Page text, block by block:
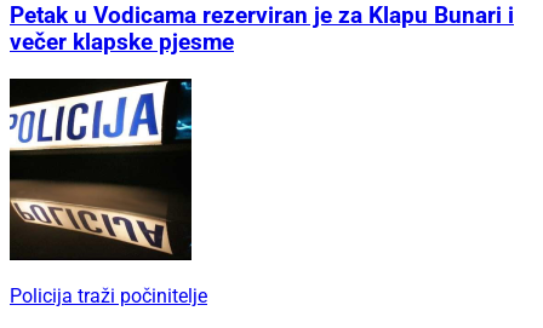
Petak u Vodicama rezerviran je za Klapu Bunari i
večer klapske pjesme
Policija traži počinitelje